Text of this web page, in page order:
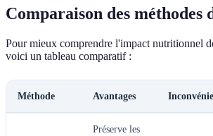
Comparaison des méthodes
Pour mieux comprendre l'impact nutritionnel
voici un tableau comparatif :
Méthode Avantages
Préserve les